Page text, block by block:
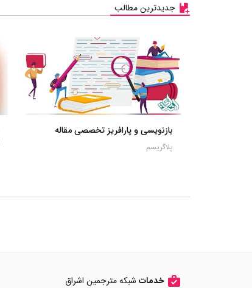
جدیدترین مطالب
بازنویسی و پارافریز تخصصی مقاله
پلاگریسم
خدمات شبکه مترجمین اشراق